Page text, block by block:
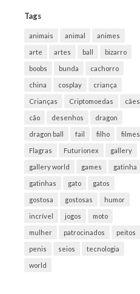
Tags
animais animal animes
arte artes ball bizarro
boobs bunda cachorro
china cosplay criança
Crianças Criptomoedas cães
cão desenhos dragon
dragon ball fail filho filmes
Flagras Futurionex gallery
gallery world games gatinha
gatinhas gato gatos
gostosa gostosas humor
incrível jogos moto
mulher patrocinados peitos
penis seios tecnologia
world